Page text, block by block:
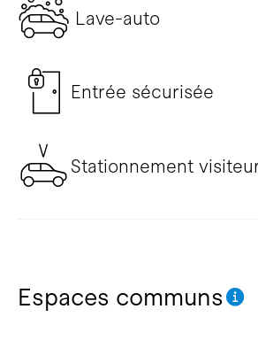
Lave-auto
Entrée sécurisée
Stationnement
Espaces communs